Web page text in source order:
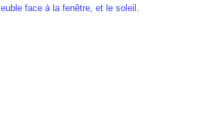
face à la fenêtre, et le soleil .